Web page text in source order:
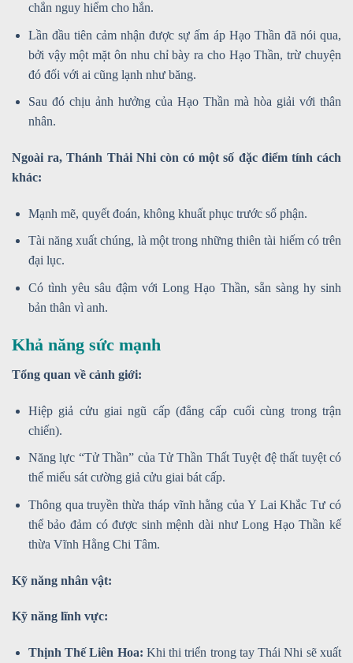
chắn nguy hiểm cho hắn.
Lần đầu tiên cảm nhận được sự ấm áp Hạo Thần đã nói qua,
bởi vậy một mặt ôn nhu chỉ bày ra cho Hạo Thần, trừ chuyện
đó đối với ai cũng lạnh như băng.
Sau đó chịu ảnh hưởng của Hạo Thần mà hòa giải với thân
nhân.
Ngoài ra, Thánh Thải Nhi còn có một số đặc điểm tính cách
khác:
Mạnh mẽ, quyết đoán, không khuất phục trước số phận.
Tài năng xuất chúng, là một trong những thiên tài hiếm có trên
đại lục.
Có tình yêu sâu đậm với Long Hạo Thần, sẵn sàng hy sinh
bản thân vì anh.
Khả năng sức mạnh
Tổng quan về cảnh giới:
Hiệp giả cửu giai ngũ cấp (đẳng cấp cuối cùng trong trận
chiến).
Năng lực “Tử Thần” của Tử Thần Thất Tuyệt đệ thất tuyệt có
thể miểu sát cường giả cửu giai bát cấp.
Thông qua truyền thừa tháp vĩnh hằng của Y Lai Khắc Tư có
thể bảo đảm có được sinh mệnh dài như Long Hạo Thần kế
thừa Vĩnh Hằng Chi Tâm.
Kỹ năng nhân vật:
Kỹ năng lĩnh vực:
Thịnh Thế Liên Hoa: Khi thi triển trong tay Thái Nhi sẽ xuất